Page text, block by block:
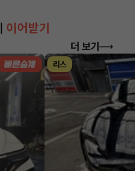
이어받기
더 보기
리스